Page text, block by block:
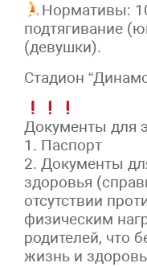
‍‍Нормативы:
подтягивание
(девушки).
Стадион
Документы для
1. Паспорт
2. Документы
здоровья
отсутствии
физическим
родителей, что
жизнь и